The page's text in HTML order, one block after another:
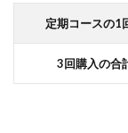
定期コースの1
3回購入の合